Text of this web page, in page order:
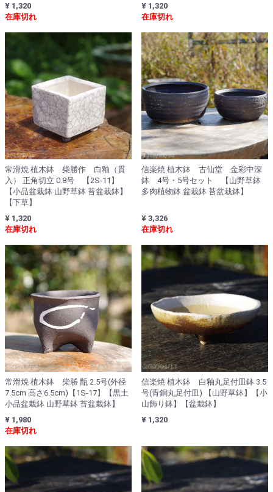
¥ 1,320
在庫切れ
¥ 1,320
在庫切れ
常滑焼 植木鉢 柴勝作 白釉（貫
入） 正角切立 0.8号 【2S-11】
【小品盆栽鉢 山野草鉢 苔盆栽鉢】
【下草】
¥ 1,320
在庫切れ
信楽焼 植木鉢 古仙堂 金彩中深
鉢 4号・5号セット 【山野草鉢
多肉植物鉢 盆栽鉢 苔盆栽鉢】
¥ 3,326
在庫切れ
常滑焼 植木鉢 柴勝 甑 2.5号(外径
7.5cm 高さ6.5cm)【1S-17】【黒土
小品盆栽鉢 山野草鉢 苔盆栽鉢】
¥ 1,980
在庫切れ
信楽焼 植木鉢 白釉丸足付皿鉢 3.5
号(青銅丸足付皿) 【山野草鉢】【小
山飾り鉢】【盆栽鉢】
¥ 1,320